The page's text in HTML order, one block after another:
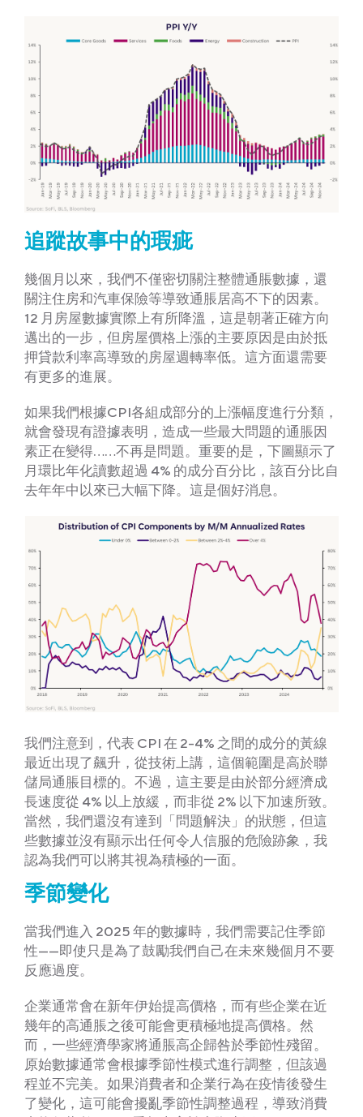
追蹤故事中的瑕疵
幾個月以來，我們不僅密切關注整體通脹數據，還
關注住房和汽車保險等導致通脹居高不下的因素。
12 月房屋數據實際上有所降溫，這是朝著正確方向
邁出的一步，但房屋價格上漲的主要原因是由於抵
押貸款利率高導致的房屋週轉率低。這方面還需要
有更多的進展。
如果我們根據CPI各組成部分的上漲幅度進行分類，
就會發現有證據表明，造成一些最大問題的通脹因
素正在變得……不再是問題。重要的是，下圖顯示了
月環比年化讀數超過 4% 的成分百分比，該百分比自
去年年中以來已大幅下降。這是個好消息。
我們注意到，代表 CPI 在 2-4% 之間的成分的黃線
最近出現了飆升，從技術上講，這個範圍是高於聯
儲局通脹目標的。不過，這主要是由於部分經濟成
長速度從 4% 以上放緩，而非從 2% 以下加速所致。
當然，我們還沒有達到「問題解決」的狀態，但這
些數據並沒有顯示出任何令人信服的危險跡象，我
認為我們可以將其視為積極的一面。
季節變化
當我們進入 2025 年的數據時，我們需要記住季節
性——即使只是為了鼓勵我們自己在未來幾個月不要
反應過度。
企業通常會在新年伊始提高價格，而有些企業在近
幾年的高通脹之後可能會更積極地提高價格。然
而，一些經濟學家將通脹高企歸咎於季節性殘留。
原始數據通常會根據季節性模式進行調整，但該過
程並不完美。如果消費者和企業行為在疫情後發生
了變化，這可能會擾亂季節性調整過程，導致消費